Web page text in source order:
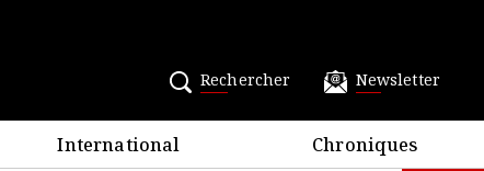
Rechercher Newsletter
International Chroniques